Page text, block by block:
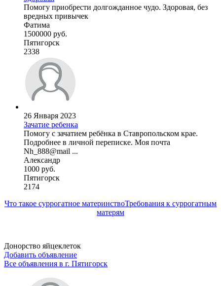
Помогу приобрести долгожданное чудо. Здоровая, без
вредных привычек
Фатима
1500000 руб.
Пятигорск
2338
26 Января 2023
Зачатие ребенка
Помогу с зачатием ребёнка в Ставропольском крае.
Подробнее в личной переписке. Моя почта
Nh_888@mail ...
Александр
1000 руб.
Пятигорск
2174
Что такое суррогатное материнствоТребования к суррогатным
матерям
Донорство яйцеклеток
Добавить объявление
Все объявления в г. Пятигорск